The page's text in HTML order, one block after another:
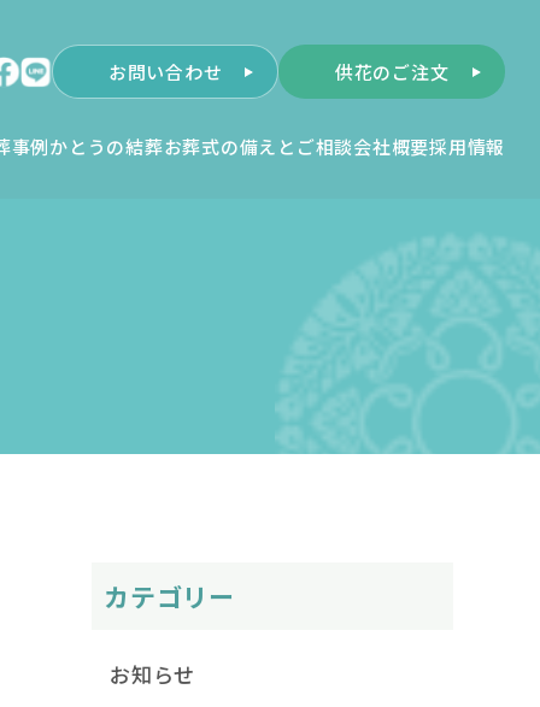
お問い合わせ 供花のご注文
事例かとうの結葬お葬式の備えとご相談会社概要採用情報
カテゴリー
お知らせ